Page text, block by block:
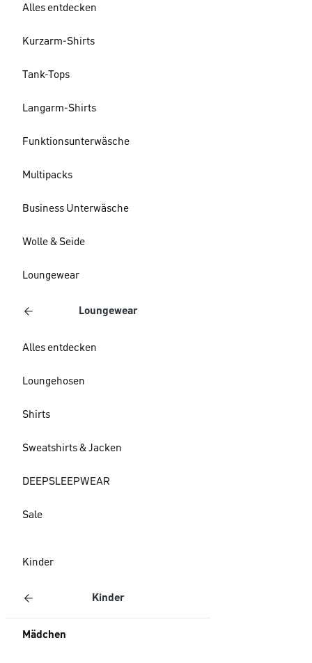
Alles entdecken
Kurzarm-Shirts
Tank-Tops
Langarm-Shirts
Funktionsunterwäsche
Multipacks
Business Unterwäsche
Wolle & Seide
Loungewear
Loungewear
Alles entdecken
Loungehosen
Shirts
Sweatshirts & Jacken
DEEPSLEEPWEAR
Sale
Kinder
Kinder
Mädchen